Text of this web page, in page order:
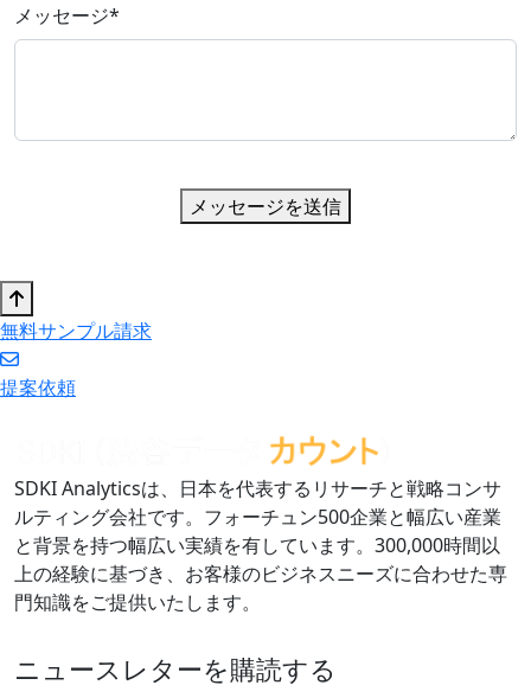
メッセージ*
メッセージを送信
無料サンプル請求
提案依頼
SDKI Analyticsは、日本を代表するリサーチと戦略コンサ
ルティング会社です。フォーチュン500企業と幅広い産業
と背景を持つ幅広い実績を有しています。300,000時間以
上の経験に基づき、お客様のビジネスニーズに合わせた専
門知識をご提供いたします。
ニュースレターを購読する